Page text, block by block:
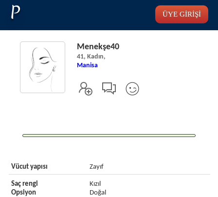
P ÜYE GİRİŞİ
Menekşe40
41, Kadın,
Manisa
Vücut yapısı Zayıf
Saç rengi
Opsiyon
Kızıl
Doğal